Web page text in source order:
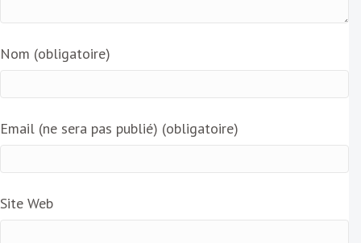
Nom (obligatoire)
Email (ne sera pas publié) (obligatoire)
Site Web